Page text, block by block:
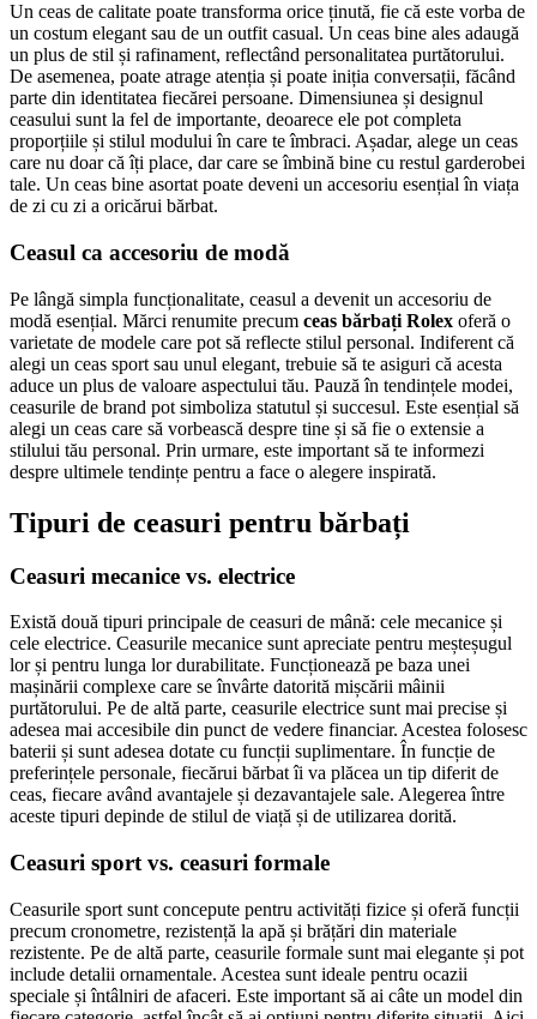
Un ceas de calitate poate transforma orice ținută, fie că este vorba de
un costum elegant sau de un outfit casual. Un ceas bine ales adaugă
un plus de stil și rafinament, reflectând personalitatea purtătorului.
De asemenea, poate atrage atenția și poate iniția conversații, făcând
parte din identitatea fiecărei persoane. Dimensiunea și designul
ceasului sunt la fel de importante, deoarece ele pot completa
proporțiile și stilul modului în care te îmbraci. Așadar, alege un ceas
care nu doar că îți place, dar care se îmbină bine cu restul garderobei
tale. Un ceas bine asortat poate deveni un accesoriu esențial în viața
de zi cu zi a oricărui bărbat.
Ceasul ca accesoriu de modă
Pe lângă simpla funcționalitate, ceasul a devenit un accesoriu de
modă esențial. Mărci renumite precum ceas bărbați Rolex oferă o
varietate de modele care pot să reflecte stilul personal. Indiferent că
alegi un ceas sport sau unul elegant, trebuie să te asiguri că acesta
aduce un plus de valoare aspectului tău. Pauză în tendințele modei,
ceasurile de brand pot simboliza statutul și succesul. Este esențial să
alegi un ceas care să vorbească despre tine și să fie o extensie a
stilului tău personal. Prin urmare, este important să te informezi
despre ultimele tendințe pentru a face o alegere inspirată.
Tipuri de ceasuri pentru bărbați
Ceasuri mecanice vs. electrice
Există două tipuri principale de ceasuri de mână: cele mecanice și
cele electrice. Ceasurile mecanice sunt apreciate pentru meșteșugul
lor și pentru lunga lor durabilitate. Funcționează pe baza unei
mașinării complexe care se învârte datorită mișcării mâinii
purtătorului. Pe de altă parte, ceasurile electrice sunt mai precise și
adesea mai accesibile din punct de vedere financiar. Acestea folosesc
baterii și sunt adesea dotate cu funcții suplimentare. În funcție de
preferințele personale, fiecărui bărbat îi va plăcea un tip diferit de
ceas, fiecare având avantajele și dezavantajele sale. Alegerea între
aceste tipuri depinde de stilul de viață și de utilizarea dorită.
Ceasuri sport vs. ceasuri formale
Ceasurile sport sunt concepute pentru activități fizice și oferă funcții
precum cronometre, rezistență la apă și brățări din materiale
rezistente. Pe de altă parte, ceasurile formale sunt mai elegante și pot
include detalii ornamentale. Acestea sunt ideale pentru ocazii
speciale și întâlniri de afaceri. Este important să ai câte un model din